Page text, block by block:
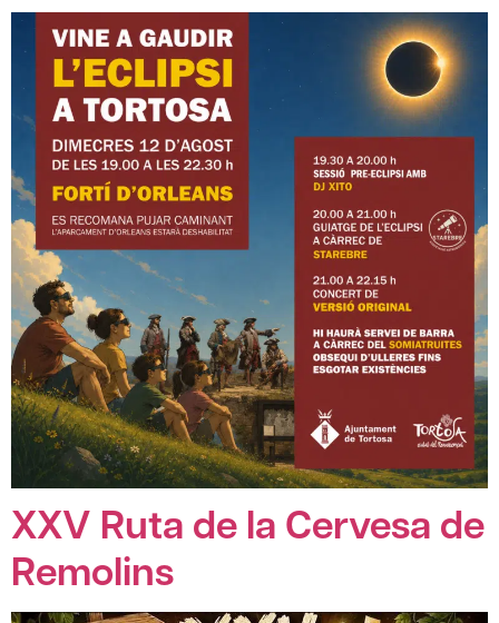
XXV Ruta de la Cervesa de
Remolins